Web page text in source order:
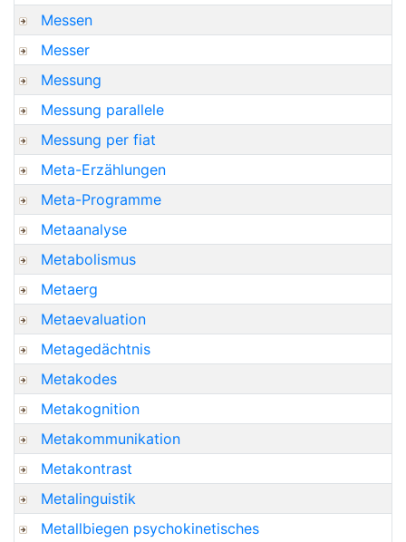
Messen
Messer
Messung
Messung parallele
Messung per fiat
Meta-Erzählungen
Meta-Programme
Metaanalyse
Metabolismus
Metaerg
Metaevaluation
Metagedächtnis
Metakodes
Metakognition
Metakommunikation
Metakontrast
Metalinguistik
Metallbiegen psychokinetisches